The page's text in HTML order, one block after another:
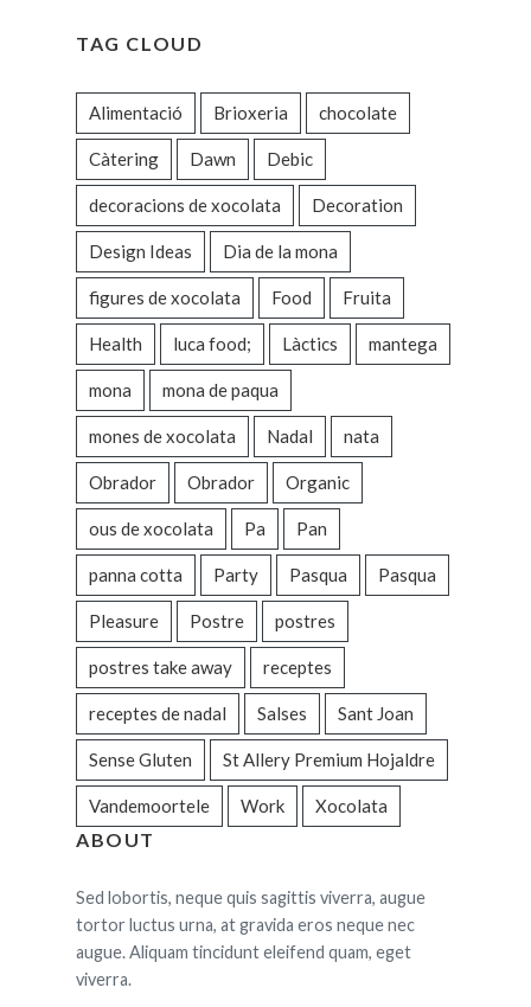
TAG CLOUD
Alimentació Brioxeria chocolate
Càtering Dawn Debic
decoracions de xocolata Decoration
Design Ideas Dia de la mona
figures de xocolata Food Fruita
Health luca food; Làctics mantega
mona mona de paqua
mones de xocolata Nadal nata
Obrador Obrador Organic
ous de xocolata Pa Pan
panna cotta Party Pasqua Pasqua
Pleasure Postre postres
postres take away receptes
receptes de nadal Salses Sant Joan
Sense Gluten St Allery Premium Hojaldre
Vandemoortele Work Xocolata
ABOUT
Sed lobortis, neque quis sagittis viverra, augue
tortor luctus urna, at gravida eros neque nec
augue. Aliquam tincidunt eleifend quam, eget
viverra.